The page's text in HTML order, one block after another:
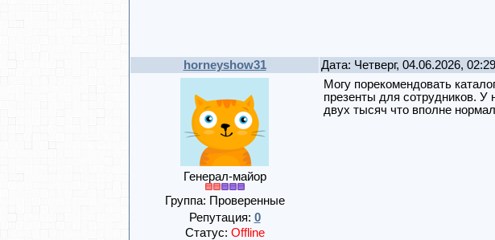
horneyshow31 Дата: Четверг, 04.06.2026,
Генерал-майор
Группа: Проверенные
Репутация: 0
Статус: Offline
Могу порекомендовать
презенты для сотрудников.
двух тысяч что вполне